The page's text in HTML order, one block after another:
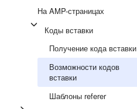
На AMP-страницах
Коды вставки
Получение кода вставки
Возможности кодов
вставки
Шаблоны referer